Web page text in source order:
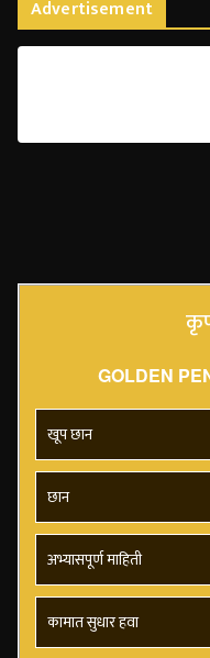
Advertisement
GOLDEN
खूप छान
छान
अभ्यासपूर्ण माहिती
कामात सुधार हवा